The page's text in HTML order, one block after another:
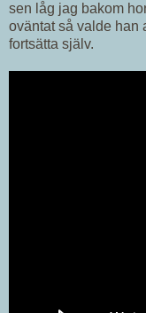
sen låg jag bakom
oväntat så valde han
fortsätta själv.